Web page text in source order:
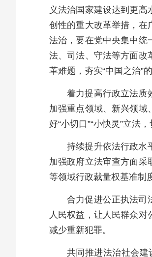
义法治国家建设达到更
创性的重大改革举措，在
法治，要在党中央集中统
法、司法、守法等方面改
革难题，夯实“中国之治”
着力提高行政立法质
加强重点领域、新兴领域
好“小切口”“小快灵”立法
持续提升依法行政水
加强政府立法审查方面采
等领域行政裁量权基准制
合力促进公正执法司
人民权益，让人民群众
减少重新犯罪。
共同推进法治社会建